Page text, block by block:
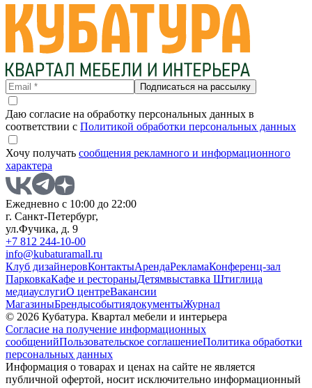
Подписаться на рассылку
Даю согласие на обработку персональных данных в
соответствии с Политикой обработки персональных данных
Хочу получать сообщения рекламного и информационного
характера
Ежедневно с 10:00 до 22:00
г. Санкт-Петербург,
ул.Фучика, д. 9
+7 812 244-10-00
info@kubaturamall.ru
Клуб дизайнеровКонтактыАрендаРекламаКонференц-зал
ПарковкаКафе и рестораныДетямвыставка Штиглица
медиауслугиО центреВакансии
МагазиныБрендысобытиядокументыЖурнал
© 2026 Кубатура. Квартал мебели и интерьера
Согласие на получение информационных
сообщенийПользовательское соглашениеПолитика обработки
персональных данных
Информация о товарах и ценах на сайте не является
публичной офертой, носит исключительно информационный